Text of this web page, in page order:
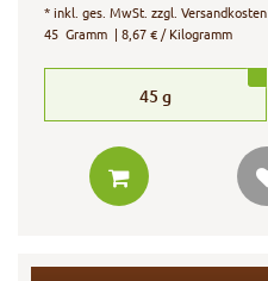
*inkl. ges. MwSt. zzgl.Versandkosten
45 Gramm | 8,67 € / Kilogramm
45 g